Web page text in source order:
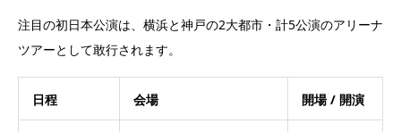
注目の初日本公演は、横浜と神戸の2大都市・計5公演のアリーナ
ツアーとして敢行されます。
日程 会場 開場 / 開演